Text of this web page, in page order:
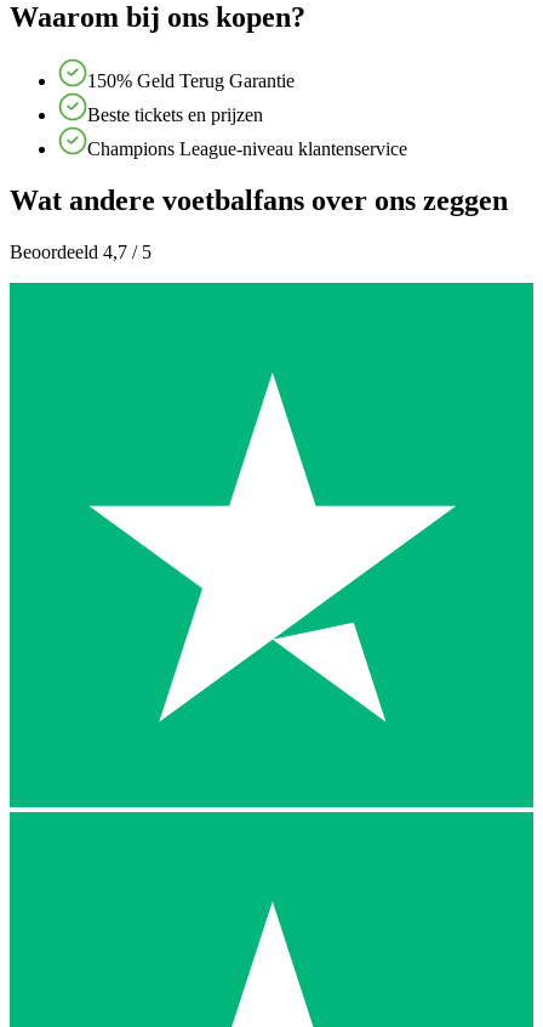
Waarom bij ons kopen?
150% Geld Terug Garantie
Beste tickets en prijzen
Champions League-niveau klantenservice
Wat andere voetbalfans over ons zeggen
Beoordeeld 4,7 / 5